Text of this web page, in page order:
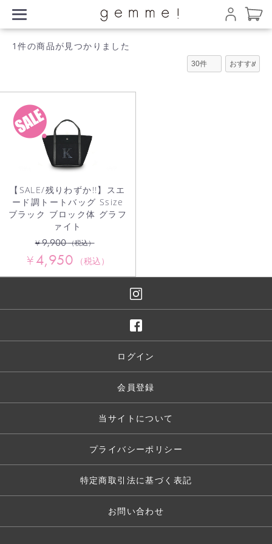
1件の商品が見つかりました
【SALE/残りわずか!!】スエ
ード調トートバッグ Ssize
ブラック ブロック体 グラフ
ァイト
¥9,900 （税込）
¥4,950 （税込）
お買い物を続ける
カートへ進む
ログイン
会員登録
当サイトについて
プライバシーポリシー
特定商取引法に基づく表記
お問い合わせ